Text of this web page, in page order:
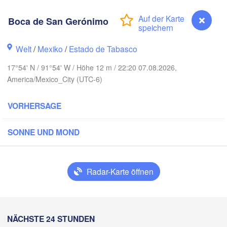
Boca de San Gerónimo
Welt/Mexiko /Estado de Tabasco
17°54' N / 91°54' W / Höhe 12 m / 22:20 07.08.2026,
America/Mexico_City (UTC-6)
VORHERSAGE
SONNE UND MOND
Radar-Karte öffnen
NÄCHSTE 24 STUNDEN
Campeche
CoatzacoalcosBoca de San Gerónimo
T